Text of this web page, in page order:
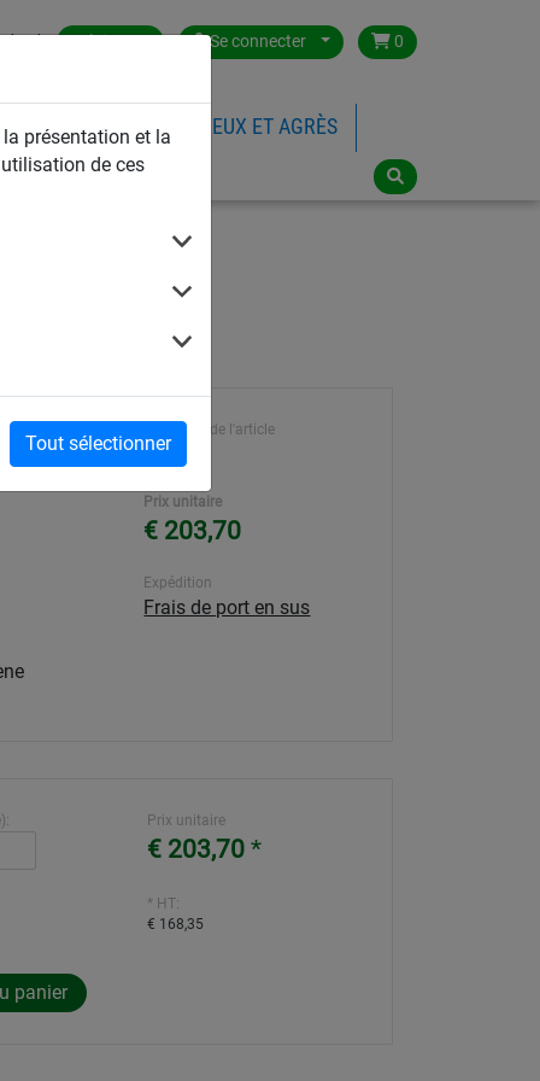
présentation et la
de ces
Tout sélectionner
Belgium Se connecter 0
FILETS DE SPORTS
JEUX ET AGRÈS
Référence de l'article
5099
Prix unitaire
€ 203,70
Expédition
Frais de port en sus
Prix unitaire
€ 203,70 *
* HT:
€ 168,35